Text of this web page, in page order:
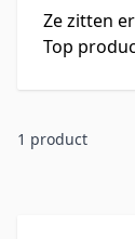
Ze zitten
Top
1 product